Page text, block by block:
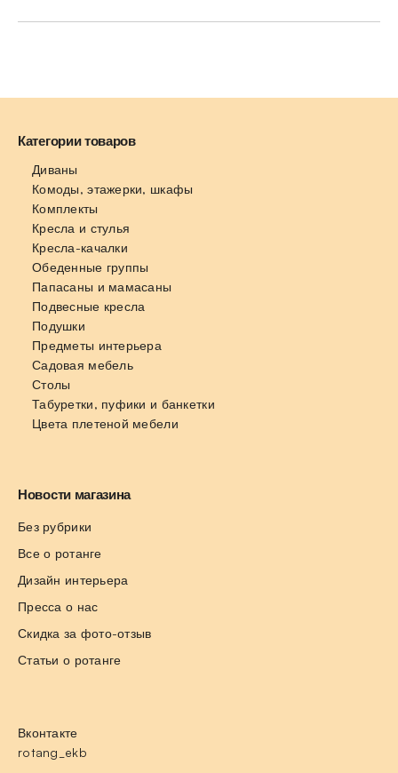
Категории товаров
Диваны
Комоды, этажерки, шкафы
Комплекты
Кресла и стулья
Кресла-качалки
Обеденные группы
Папасаны и мамасаны
Подвесные кресла
Подушки
Предметы интерьера
Садовая мебель
Столы
Табуретки, пуфики и банкетки
Цвета плетеной мебели
Новости магазина
Без рубрики
Все о ротанге
Дизайн интерьера
Пресса о нас
Скидка за фото-отзыв
Статьи о ротанге
Вконтакте
rotang_ekb